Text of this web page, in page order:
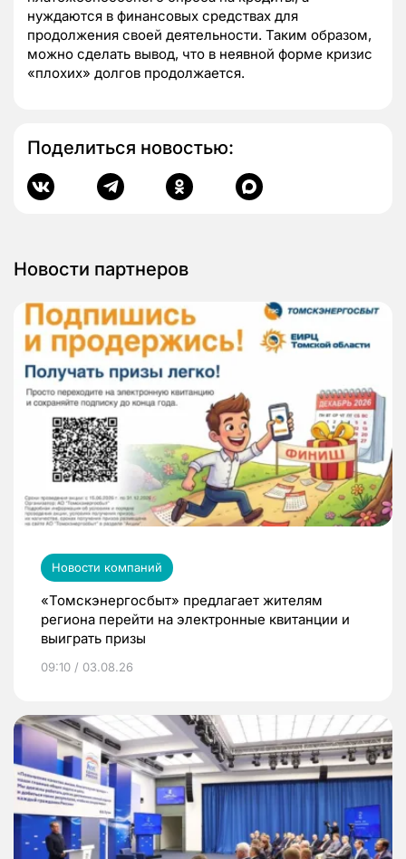
нуждаются в финансовых средствах для
продолжения своей деятельности. Таким образом,
можно сделать вывод, что в неявной форме кризис
«плохих» долгов продолжается.
Поделиться новостью:
Новости партнеров
Новости компаний
«Томскэнергосбыт» предлагает жителям
региона перейти на электронные квитанции и
выиграть призы
09:10 / 03.08.26